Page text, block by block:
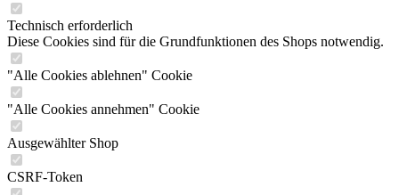
Technisch erforderlich
Diese Cookies sind für die Grundfunktionen des Shops notwendig.
"Alle Cookies ablehnen" Cookie
"Alle Cookies annehmen" Cookie
Ausgewählter Shop
CSRF-Token